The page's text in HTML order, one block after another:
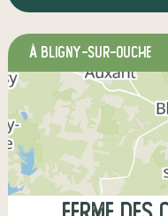
à Bligny-sur-Ouche